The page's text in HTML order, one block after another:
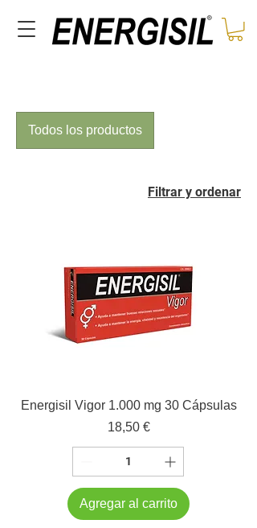
Todos los productos
Filtrar y ordenar
Energisil Vigor 1.000 mg 30 Cápsulas
Precio
18,50 €
Agregar al carrito